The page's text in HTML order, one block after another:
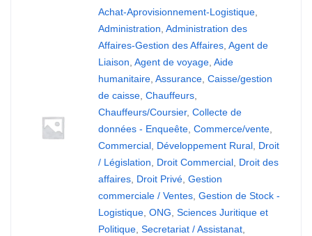
Achat-Aprovisionnement-Logistique,
Administration, Administration des
Affaires-Gestion des Affaires, Agent de
Liaison, Agent de voyage, Aide
humanitaire, Assurance, Caisse/gestion
de caisse, Chauffeurs,
Chauffeurs/Coursier, Collecte de
données - Enqueête, Commerce/vente,
Commercial, Développement Rural, Droit
/ Législation, Droit Commercial, Droit des
affaires, Droit Privé, Gestion
commerciale / Ventes, Gestion de Stock -
Logistique, ONG, Sciences Juritique et
Politique, Secretariat / Assistanat,